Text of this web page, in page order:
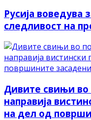
Русија
следливост на
Дивите свињи во
направија
на дел од